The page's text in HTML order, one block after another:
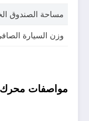
مساحة الصندوق
وزن السيارة
مواصفات محرك